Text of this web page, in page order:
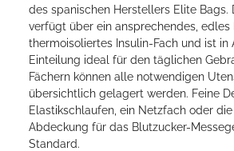
des spanischen Herstellers Elite Bags.
verfügt über ein ansprechendes, edles
thermoisoliertes Insulin-Fach und ist in
Einteilung ideal für den täglichen
Fächern können alle notwendigen
übersichtlich gelagert werden. Feine
Elastikschlaufen, ein Netzfach oder
Abdeckung für das Blutzucker-
Standard.